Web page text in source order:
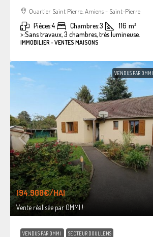
Quartier Saint Pierre, Amiens - Saint-Pierre
Pièces:4 Chambres:3 116 m²
>:Sans travaux, 3 chambres, très lumineuse.
IMMOBILIER - VENTES MAISONS
VENDUS PAR OMMI
194.900€/HAI
Vente réalisée par OMMI !
VENDUS PAR OMMI SECTEUR DOULLENS